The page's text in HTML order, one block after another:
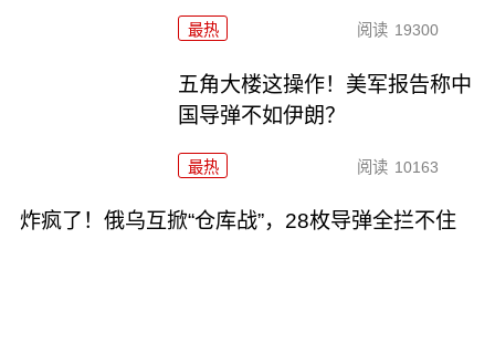
最热 阅读 19300
五角大楼这操作！美军报告称中
国导弹不如伊朗？
最热 阅读 10163
炸疯了！俄乌互掀“仓库战”，28枚导弹全拦不住